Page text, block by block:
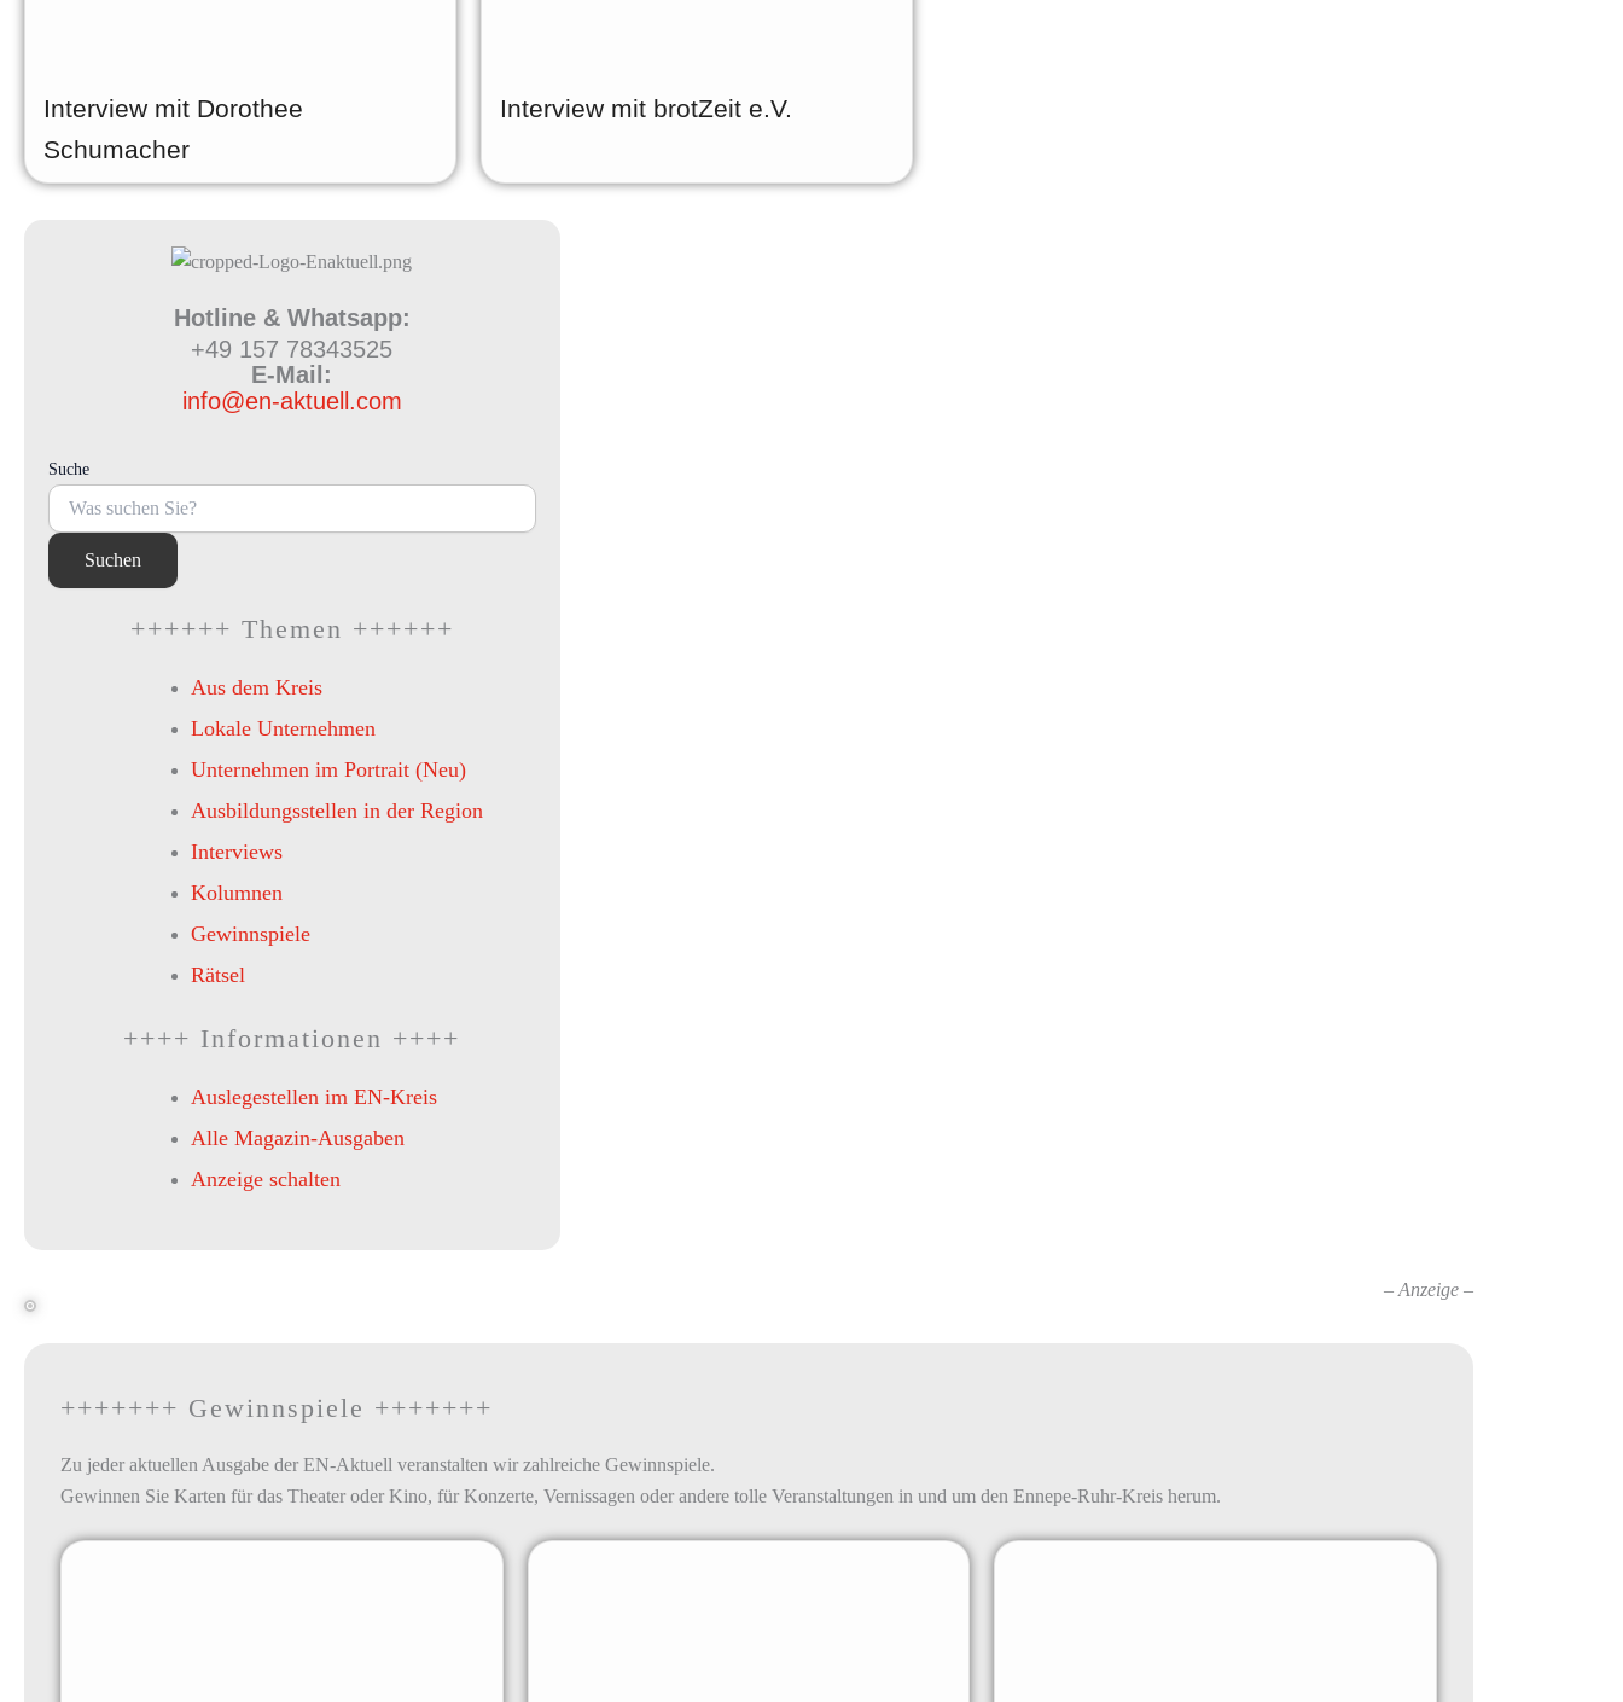
Interview mit Dorothee
Schumacher
Interview mit brotZeit e.V.
Hotline & Whatsapp:
+49 157 78343525
E-Mail:
info@en-aktuell.com
Suche
Suchen
++++++ Themen ++++++
Aus dem Kreis
Lokale Unternehmen
Unternehmen im Portrait (Neu)
Ausbildungsstellen in der Region
Interviews
Kolumnen
Gewinnspiele
Rätsel
++++ Informationen ++++
Auslegestellen im EN-Kreis
Alle Magazin-Ausgaben
Anzeige schalten
– Anzeige –
+++++++ Gewinnspiele +++++++
Zu jeder aktuellen Ausgabe der EN-Aktuell veranstalten wir zahlreiche Gewinnspiele.
Gewinnen Sie Karten für das Theater oder Kino, für Konzerte, Vernissagen oder andere tolle Veranstaltungen in und um den Ennepe-Ruhr-Kreis herum.